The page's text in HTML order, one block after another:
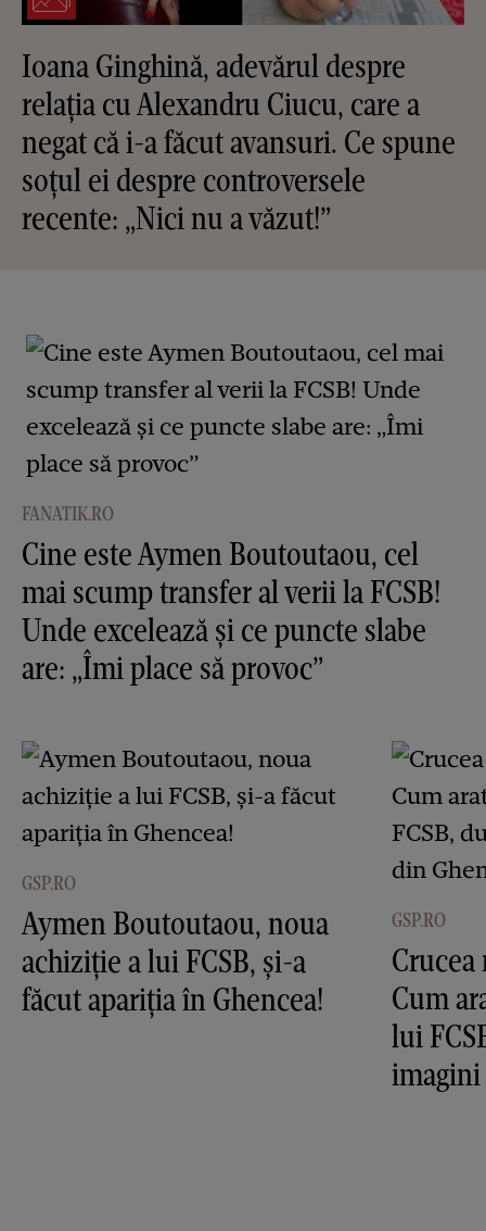
Ioana Ginghină, adevărul despre
relația cu Alexandru Ciucu, care a
negat că i-a făcut avansuri. Ce spune
soțul ei despre controversele
recente: „Nici nu a văzut!”
FANATIK.RO
Cine este Aymen Boutoutaou, cel
mai scump transfer al verii la FCSB!
Unde excelează și ce puncte slabe
are: „Îmi place să provoc”
GSP.RO
Aymen Boutoutaou, noua
achiziție a lui FCSB, și-a
făcut apariția în Ghencea!
GSP.RO
Crucea
Cum
lui
imagini